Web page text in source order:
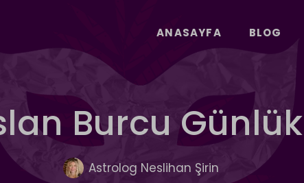
ANASAYFA BLOG
Burcu
Astrolog Neslihan Şirin